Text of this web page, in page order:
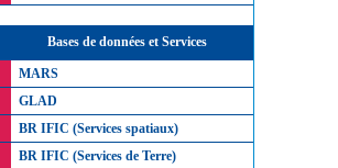
Bases de données et Services
MARS
GLAD
BR IFIC (Services spatiaux)
BR IFIC (Services de Terre)